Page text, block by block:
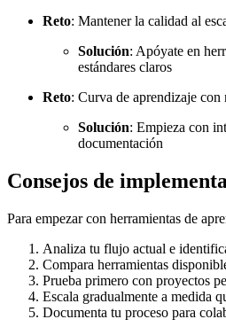
Reto: Mantener la calidad al
Solución: Apóyate en
estándares claros
Reto: Curva de aprendizaje con
Solución: Empieza con
documentación
Consejos de
Para empezar con herramientas de
Analiza tu flujo actual e
Compara herramientas
Prueba primero con proyectos
Escala gradualmente a medida
Documenta tu proceso para